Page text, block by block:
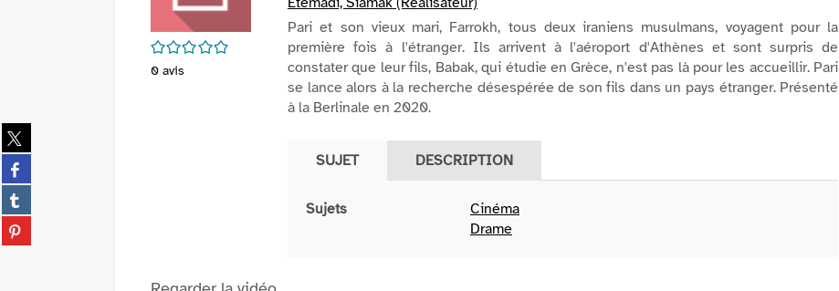
Partager
sur
twitter
(Nouvelle
fenêtre)
Partager
sur
facebook
(Nouvelle
fenêtre)
Partager
sur
tumblr
Partager
sur
/5
0 avis
Pari et son vieux mari, Farrokh, tous deux iraniens musulmans, voyagent pour la
première fois à l'étranger. Ils arrivent à l'aéroport d'Athènes et sont surpris de
constater que leur fils, Babak, qui étudie en Grèce, n'est pas là pour les accueillir. Pari
se lance alors à la recherche désespérée de son fils dans un pays étranger. Présenté
à la Berlinale en 2020.
SUJET DESCRIPTION
Sujets
Cinéma
Drame